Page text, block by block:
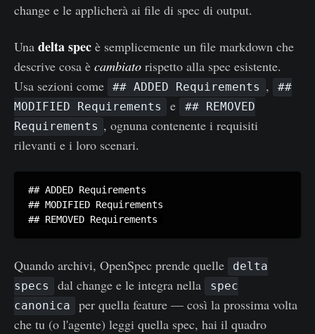
change e le applicherà ai file di spec di output.
Una delta spec è semplicemente un file markdown che
descrive cosa è cambiato rispetto alla spec esistente.
Usa sezioni come
## ADDED Requirements ,
##
MODIFIED Requirements
e
## REMOVED
Requirements , ognuna contenente i requisiti
rilevanti e i loro scenari.
## ADDED Requirements
## MODIFIED Requirements
Quando archivi, OpenSpec prende quelle
delta
specs
dal change e le integra nella
spec
canonica
per quella feature — così la prossima volta
che tu (o l'agente) leggi quella spec, hai il quadro